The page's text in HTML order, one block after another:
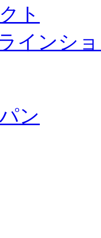
ト
インシ
ン